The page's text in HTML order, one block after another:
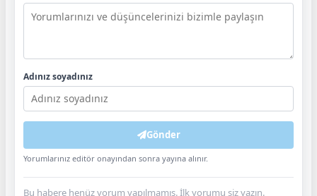
Adınız soyadınız
Gönder
Yorumlarınız editör onayından sonra yayına alınır.
Bu habere henüz yorum yapılmamış. İlk yorumu siz yazın.